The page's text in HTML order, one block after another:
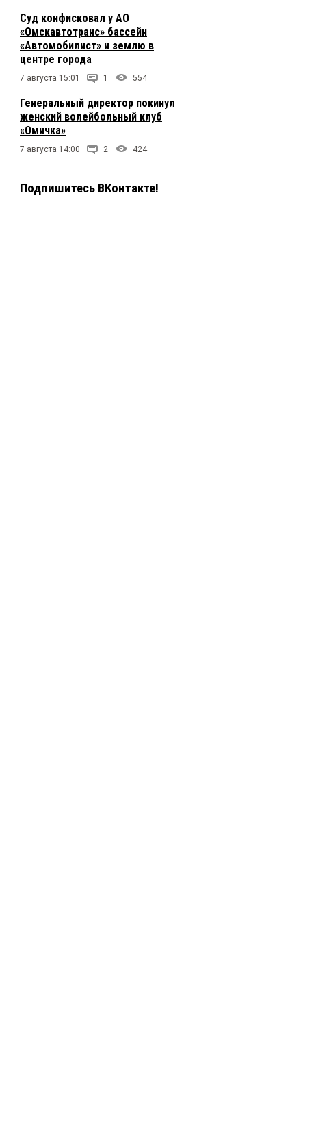
Суд конфисковал у АО
«Омскавтотранс» бассейн
«Автомобилист» и землю в
центре города
7 августа 15:01 1 554
Генеральный директор покинул
женский волейбольный клуб
«Омичка»
7 августа 14:00 2 424
Подпишитесь ВКонтакте!